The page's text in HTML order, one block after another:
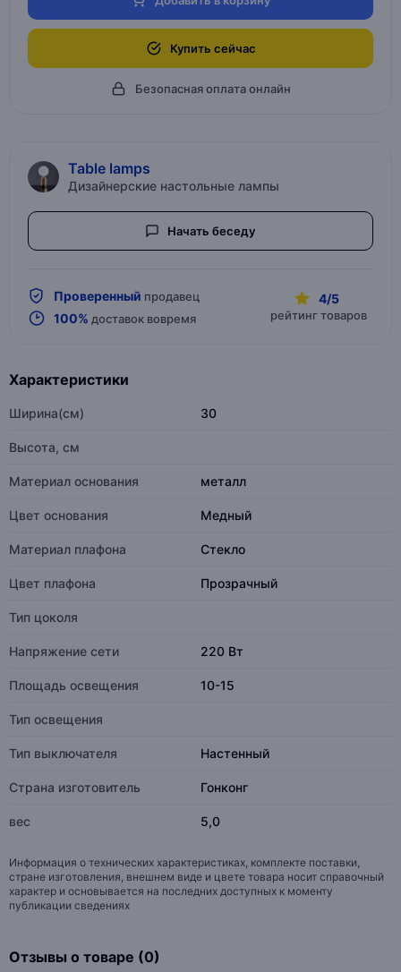
Купить сейчас
Безопасная оплата онлайн
Table lamps
Дизайнерские настольные лампы
Начать беседу
Проверенный продавец
100% доставок вовремя
4/5
рейтинг товаров
Характеристики
Ширина(см) 30
Высота, см
Материал основания металл
Цвет основания Медный
Материал плафона Стекло
Цвет плафона Прозрачный
Тип цоколя
Напряжение сети 220 Вт
Площадь освещения 10-15
Тип освещения
Тип выключателя Настенный
Страна изготовитель Гонконг
вес 5,0
Информация о технических характеристиках, комплекте поставки,
стране изготовления, внешнем виде и цвете товара носит справочный
характер и основывается на последних доступных к моменту
публикации сведениях
Отзывы о товаре (0)